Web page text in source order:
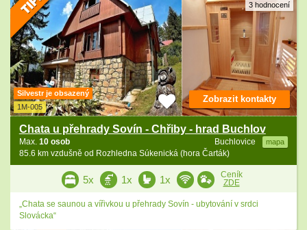
3 hodnocení
Silvestr je obsazený
1M-005
Chata u přehrady Sovín - Chřiby - hrad Buchlov
Buchlovice mapa
Max. 10 osob
85.6 km vzdušně od Rozhledna Súkenická (hora Čarták)
Zobrazit kontakty
5x 1x 1x
Ceník
ZDE
„Chata se saunou a vířivkou u přehrady Sovín - ubytování v srdci
Slovácka“